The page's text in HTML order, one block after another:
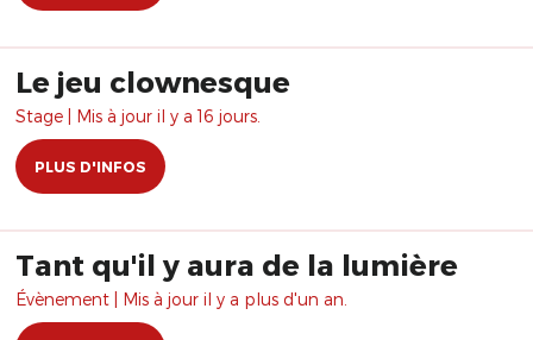
Le jeu clownesque
Stage | Mis à jour il y a 16 jours.
PLUS D'INFOS
Tant qu'il y aura de la lumière
Évènement | Mis à jour il y a plus d'un an.